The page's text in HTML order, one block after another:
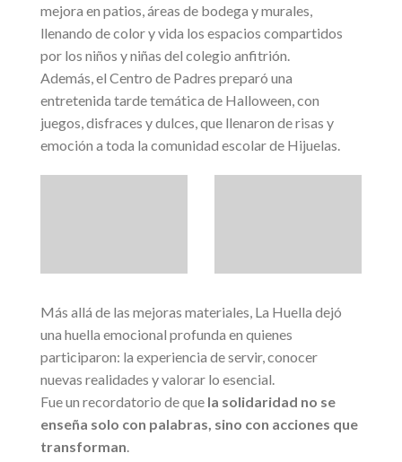
mejora en patios, áreas de bodega y murales,
llenando de color y vida los espacios compartidos
por los niños y niñas del colegio anfitrión.
Además, el Centro de Padres preparó una
entretenida tarde temática de Halloween, con
juegos, disfraces y dulces, que llenaron de risas y
emoción a toda la comunidad escolar de Hijuelas.
Más allá de las mejoras materiales, La Huella dejó
una huella emocional profunda en quienes
participaron: la experiencia de servir, conocer
nuevas realidades y valorar lo esencial.
Fue un recordatorio de que la solidaridad no se
enseña solo con palabras, sino con acciones que
transforman.